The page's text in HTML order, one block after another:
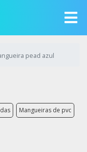
pead azul
Mangueiras de pvc